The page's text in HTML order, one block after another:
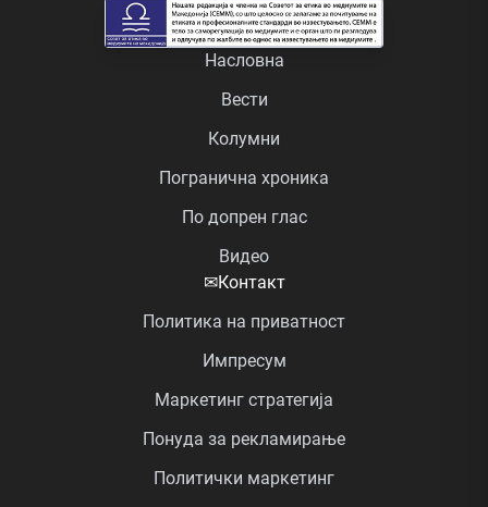
Насловна
Вести
Колумни
Погранична хроника
По допрен глас
Видео
✉Контакт
Политика на приватност
Импресум
Маркетинг стратегија
Понуда за рекламирање
Политички маркетинг